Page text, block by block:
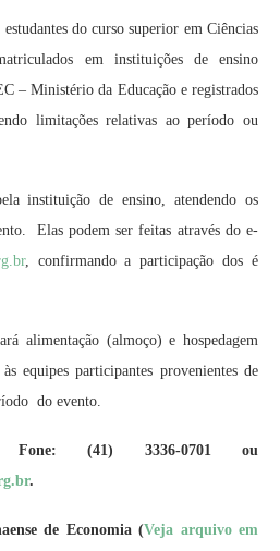
do curso superior em Ciências
em instituições de ensino
– Ministério da Educação e registrados
limitações relativas ao período ou
instituição de ensino, atendendo os
Elas podem ser feitas através do e-
, confirmando a participação dos é
alimentação (almoço) e hospedagem
equipes participantes provenientes de
do evento.
(41) 3336-0701 ou
.
de Economia(Veja arquivo em